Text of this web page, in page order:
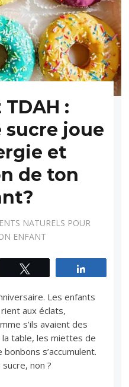
:
joue
et
de ton
NATURELS POUR
ENFANT
Les enfants
aux éclats,
s’ils avaient des
table, les miettes de
s’accumulent.
non ?